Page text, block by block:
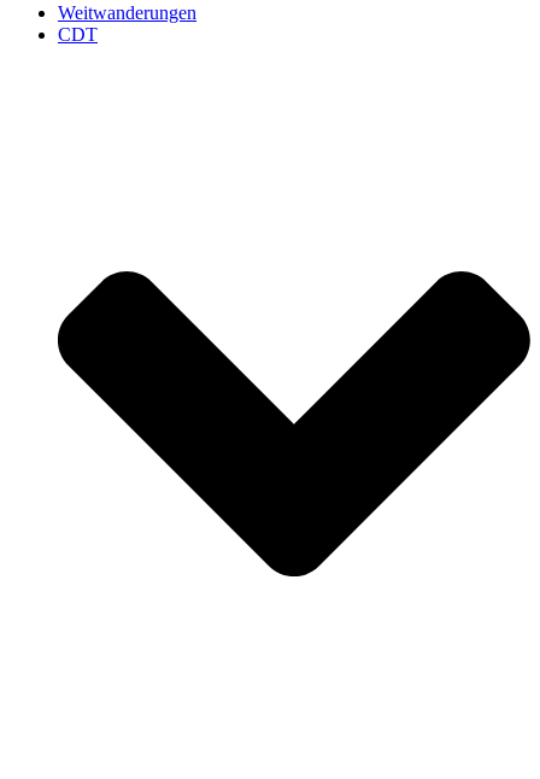
Weitwanderungen
CDT